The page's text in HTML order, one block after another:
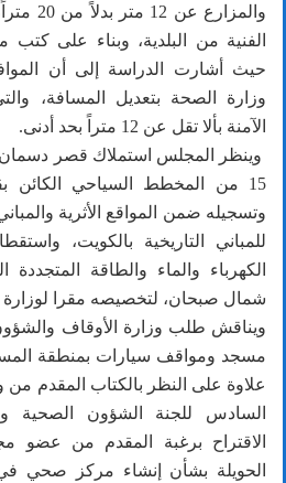
الفنية من البلدية، وبناء على كتب
حيث أشارت الدراسة إلى أن
وزارة الصحة بتعديل المسافة،
الآمنة بألا تقل عن 12 متراً بحد أدنى.
وينظر المجلس استملاك قصر
وتسجيله ضمن المواقع الأثرية
للمباني التاريخية بالكويت،
الكهرباء والماء والطاقة
شمال صبحان، لتخصيصه مقرا لوزارة
ويناقش طلب وزارة الأوقاف
علاوة على النظر بالكتاب المقدم من
السادس للجنة الشؤون الصحية
الاقتراح برغبة المقدم من عضو
الحويلة بشأن إنشاء مركز صحي